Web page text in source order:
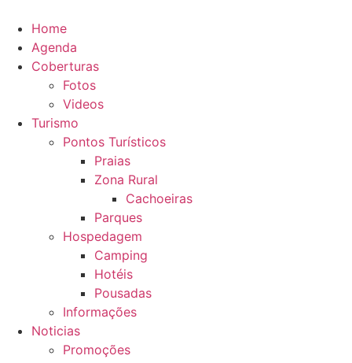
para
conteúdo
Home
Agenda
Coberturas
Fotos
Videos
Turismo
Pontos Turísticos
Praias
Zona Rural
Cachoeiras
Parques
Hospedagem
Camping
Hotéis
Pousadas
Informações
Noticias
Promoções